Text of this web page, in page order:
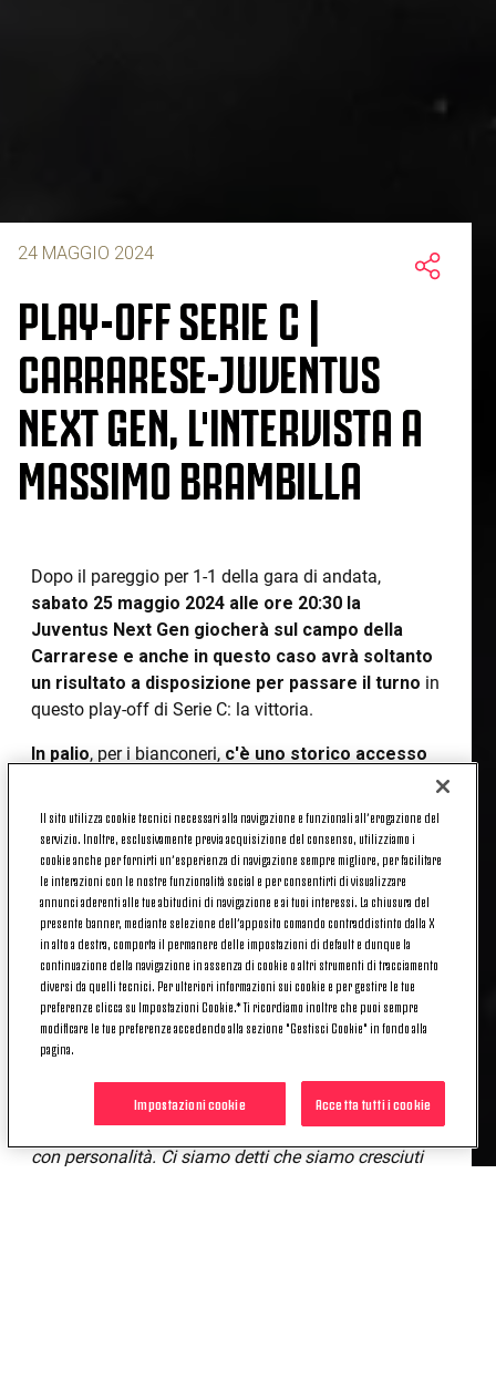
24 MAGGIO 2024
PLAY-OFF SERIE C |
CARRARESE-JUVENTUS
NEXT GEN, L'INTERVISTA A
MASSIMO BRAMBILLA
Dopo il pareggio per 1-1 della gara di andata,
sabato 25 maggio 2024 alle ore 20:30 la
Juventus Next Gen giocherà sul campo della
Carrarese e anche in questo caso avrà soltanto
un risultato a disposizione per passare il turno in
questo play-off di Serie C: la vittoria.
In palio, per i bianconeri, c'è uno storico accesso
Questele sensazioni di Massimo Brambilla alla
vigilia del matchcontro la formazione toscana.
LA GARA DI ANDATA
«La partita di martedì(21 maggio, ndr) è stata
giocata bene, con i ragazzi abbiamo posto
l'attenzione sul fatto che rispetto alla gara di
campionato giocata a Carrara – dove eravamo
andati in difficoltà soprattutto nella fase iniziale
della sfida – abbiamo affrontato i nostri avversari
con personalità. Ci siamo detti che siamo cresciuti
Il sito utilizza cookie tecnici necessari alla navigazione e funzionali all’erogazione del
servizio. Inoltre, esclusivamente previa acquisizione del consenso, utilizziamo i
cookie anche per fornirti un’esperienza di navigazione sempre migliore, per facilitare
le interazioni con le nostre funzionalità social e per consentirti di visualizzare
annunci aderenti alle tue abitudini di navigazione e ai tuoi interessi. La chiusura del
presente banner, mediante selezione dell’apposito comando contraddistinto dalla X
in alto a destra, comporta il permanere delle impostazioni di default e dunque la
continuazione della navigazione in assenza di cookie o altri strumenti di tracciamento
diversi da quelli tecnici. Per ulteriori informazioni sui cookie e per gestire le tue
preferenze clicca su Impostazioni Cookie.* Ti ricordiamo inoltre che puoi sempre
modificare le tue preferenze accedendo alla sezione "Gestisci Cookie" in fondo alla
pagina.
Accetta tutti i cookie
Impostazioni cookie